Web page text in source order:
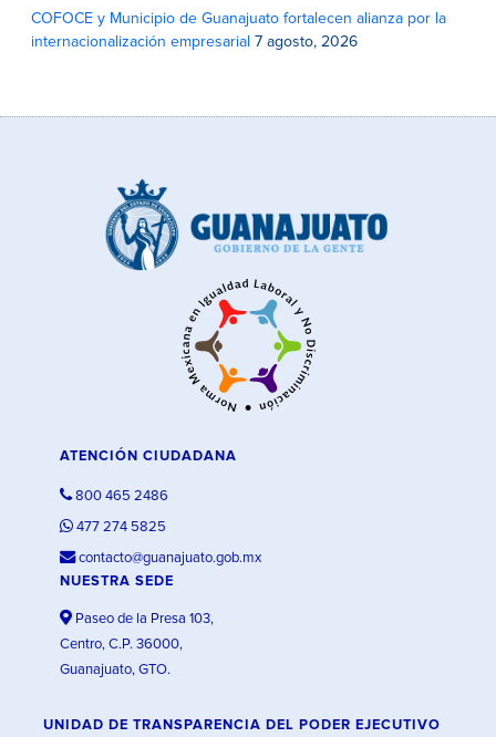
COFOCE y Municipio de Guanajuato fortalecen alianza por la
internacionalización empresarial 7 agosto, 2026
ATENCIÓN CIUDADANA
800 465 2486
477 274 5825
contacto@guanajuato.gob.mx
NUESTRA SEDE
Paseo de la Presa 103,
Centro, C.P. 36000,
Guanajuato, GTO.
UNIDAD DE TRANSPARENCIA DEL PODER EJECUTIVO